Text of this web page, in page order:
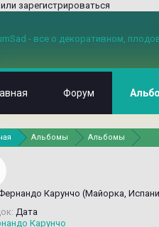
зарегистрироваться
Альбомы Альбомы
Карунчо (Майорка,
Дата
Форум